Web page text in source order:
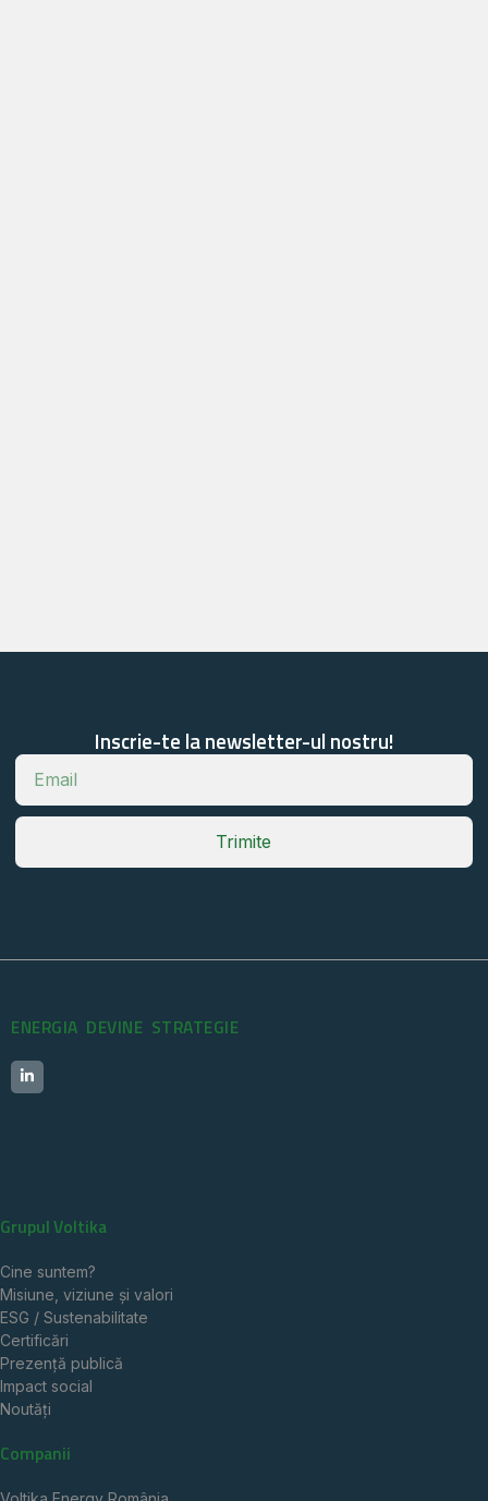
Inscrie-te la newsletter-ul nostru!
Trimite
ENERGIA DEVINE STRATEGIE
Grupul Voltika
Cine suntem?
Misiune, viziune și valori
ESG / Sustenabilitate
Certificări
Prezență publică
Impact social
Noutăți
Companii